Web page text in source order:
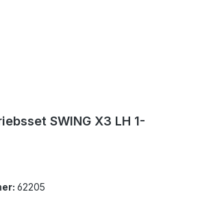
SWING X3 LH 1-
62205